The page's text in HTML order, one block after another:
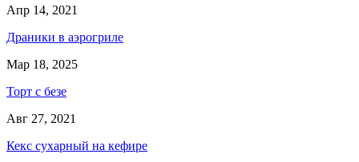
Апр 14, 2021
Драники в аэрогриле
Мар 18, 2025
Торт с безе
Авг 27, 2021
Кекс сухарный на кефире